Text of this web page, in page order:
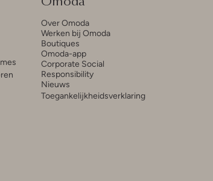
Over Omoda
Werken bij Omoda
Boutiques
Omoda-app
Corporate Social
Responsibility
Nieuws
Toegankelijkheidsverklaring